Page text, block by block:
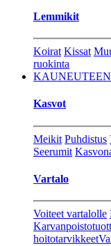
Lemmikit
Koirat Kissat
ruokinta
KAUNEUTEEN
Kasvot
Meikit Puhdistus
Seerumit
Vartalo
Voiteet vartalolle
hoitotarvikkeet